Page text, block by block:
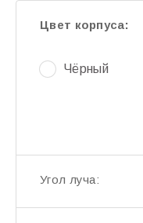
Цвет корпуса:
Чёрный
Угол луча: